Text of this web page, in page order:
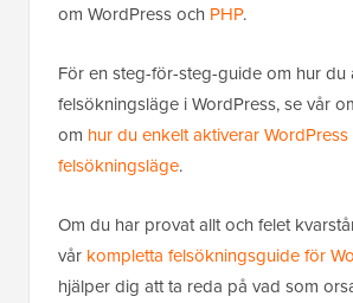
om WordPress och PHP.
För en steg-för-steg-guide om hur du
felsökningsläge i WordPress, se vår
om hur du enkelt aktiverar WordPress
felsökningsläge.
Om du har provat allt och felet
vår kompletta felsökningsguide för
hjälper dig att ta reda på vad som